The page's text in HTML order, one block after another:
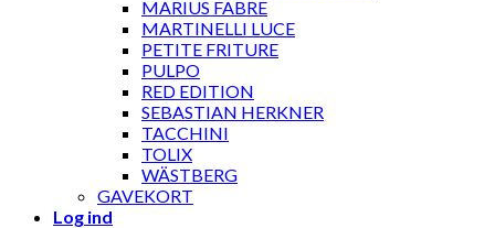
MARIUS FABRE
MARTINELLI LUCE
PETITE FRITURE
PULPO
RED EDITION
SEBASTIAN HERKNER
TACCHINI
TOLIX
WÄSTBERG
GAVEKORT
Log ind